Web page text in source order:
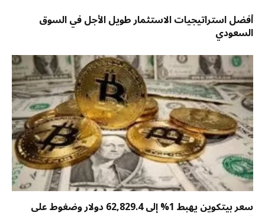
أفضل استراتيجيات الاستثمار طويل الأجل في السوق
السعودي
سعر بيتكوين يهبط 1% إلى 62,829.4 دولار وضغوط على